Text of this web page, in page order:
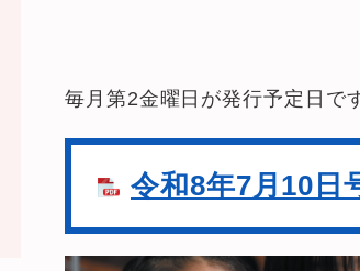
毎月第2金曜日が発行予定日で
令和8年7月10日